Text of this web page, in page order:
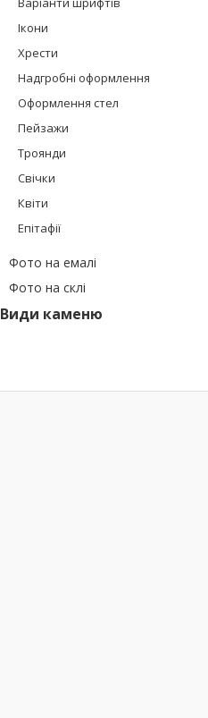
Ікони
Хрести
Надгробні оформлення
Оформлення стел
Пейзажи
Троянди
Свічки
Квіти
Епітафії
Фото на емалі
Фото на склі
Види каменю